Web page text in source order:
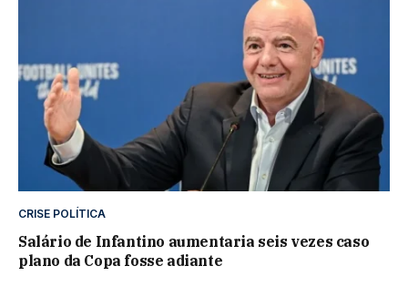
CRISE POLÍTICA
Salário de Infantino aumentaria seis vezes caso
plano da Copa fosse adiante